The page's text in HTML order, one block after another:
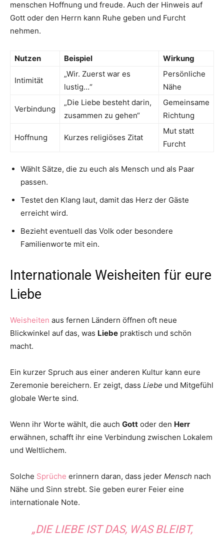
menschen Hoffnung und freude. Auch der Hinweis auf
Gott oder den Herrn kann Ruhe geben und Furcht
nehmen.
Nutzen Beispiel Wirkung
Intimität
„Wir. Zuerst war es
lustig…“
Persönliche
Nähe
Verbindung
„Die Liebe besteht darin,
zusammen zu gehen“
Gemeinsame
Richtung
Hoffnung Kurzes religiöses Zitat
Mut statt
Furcht
Wählt Sätze, die zu euch als Mensch und als Paar
passen.
Testet den Klang laut, damit das Herz der Gäste
erreicht wird.
Bezieht eventuell das Volk oder besondere
Familienworte mit ein.
Internationale Weisheiten für eure
Liebe
Weisheiten aus fernen Ländern öffnen oft neue
Blickwinkel auf das, was Liebe praktisch und schön
macht.
Ein kurzer Spruch aus einer anderen Kultur kann eure
Zeremonie bereichern. Er zeigt, dass Liebe und Mitgefühl
globale Werte sind.
Wenn ihr Worte wählt, die auch Gott oder den Herr
erwähnen, schafft ihr eine Verbindung zwischen Lokalem
und Weltlichem.
Solche Sprüche erinnern daran, dass jeder Mensch nach
Nähe und Sinn strebt. Sie geben eurer Feier eine
internationale Note.
„DIE LIEBE IST DAS, WAS BLEIBT,